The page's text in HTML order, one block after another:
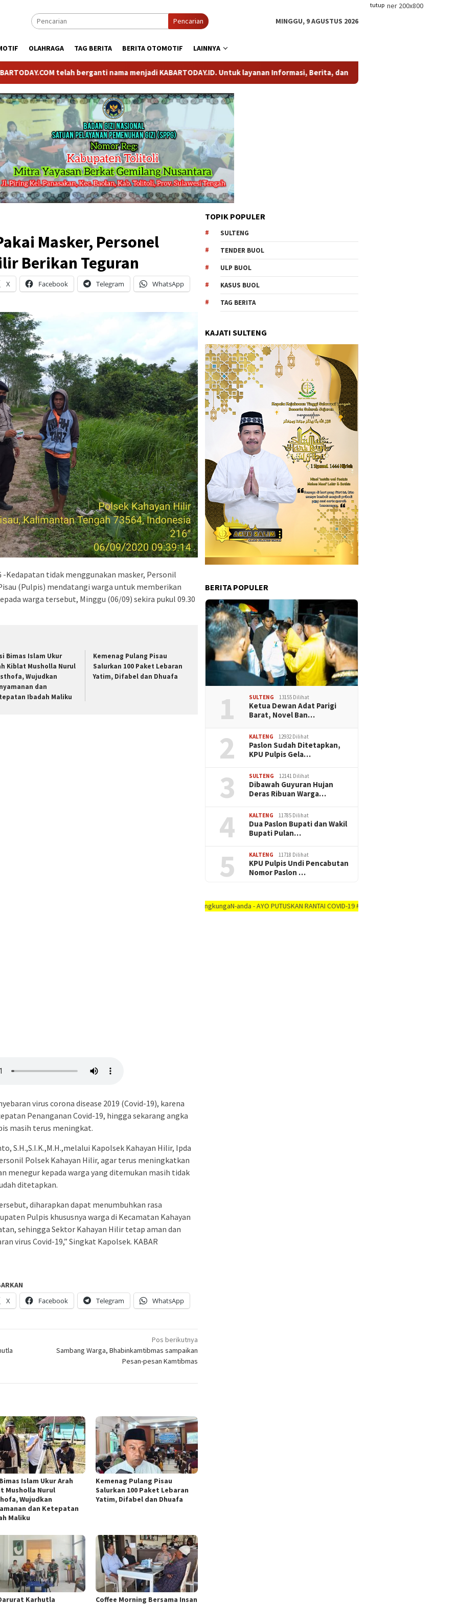
tutup
Pencarian MINGGU, 9 AGUSTUS 2026
OLAHRAGA TAG BERITA BERITA OTOMOTIF LAINNYA
telah berganti nama menjadi KABARTODAY.ID. Untuk layanan Informasi, Berita, dan Iklan, hubungi kami di whatsapp
Masker, Personel
Berikan Teguran
X Facebook Telegram WhatsApp
-Kedapatan tidak menggunakan masker, Personil
(Pulpis) mendatangi warga untuk memberikan
warga tersebut, Minggu (06/09) sekira pukul 09.30
Bimas Islam Ukur
Kiblat Musholla Nurul
Wujudkan
dan
Ibadah Maliku
Kemenag Pulang Pisau
Salurkan 100 Paket Lebaran
Yatim, Difabel dan Dhuafa
virus corona disease 2019 (Covid-19), karena
Penanganan Covid-19, hingga sekarang angka
masih terus meningkat.
S.H.,S.I.K.,M.H.,melalui Kapolsek Kahayan Hilir, Ipda
Polsek Kahayan Hilir, agar terus meningkatkan
menegur kepada warga yang ditemukan masih tidak
ditetapkan.
diharapkan dapat menumbuhkan rasa
Pulpis khususnya warga di Kecamatan Kahayan
sehingga Sektor Kahayan Hilir tetap aman dan
virus Covid-19,” Singkat Kapolsek. KABAR
X
Facebook Telegram WhatsApp
Pos berikutnya
Sambang Warga, Bhabinkamtibmas sampaikan
Pesan-pesan Kamtibmas
Islam Ukur Arah
Musholla Nurul
Wujudkan
dan Ketepatan
Maliku
Kemenag Pulang Pisau
Salurkan 100 Paket Lebaran
Yatim, Difabel dan Dhuafa
Karhutla Coffee Morning Bersama Insan
TOPIK POPULER
SULTENG
TENDER BUOL
ULP BUOL
KASUS BUOL
TAG BERITA
KAJATI SULTENG
BERITA POPULER
1 SULTENG 13155 Dilihat
Ketua Dewan Adat Parigi
Barat, Novel Ban…
2 KALTENG 12932 Dilihat
Paslon Sudah Ditetapkan,
KPU Pulpis Gela…
3 SULTENG 12141 Dilihat
Dibawah Guyuran Hujan
Deras Ribuan Warga…
4 KALTENG 11785 Dilihat
Dua Paslon Bupati dan Wakil
Bupati Pulan…
5 KALTENG 11718 Dilihat
KPU Pulpis Undi Pencabutan
Nomor Paslon …
#jaga-jarak, #jaga-imunitas-tubuh, #rajin-bersikan-diri-&-lingkungaN-anda - AYO PUTUSKAN RANTAI COVID-19 #dirumah-aja, #cuci-tangan, #jaga-jarak,